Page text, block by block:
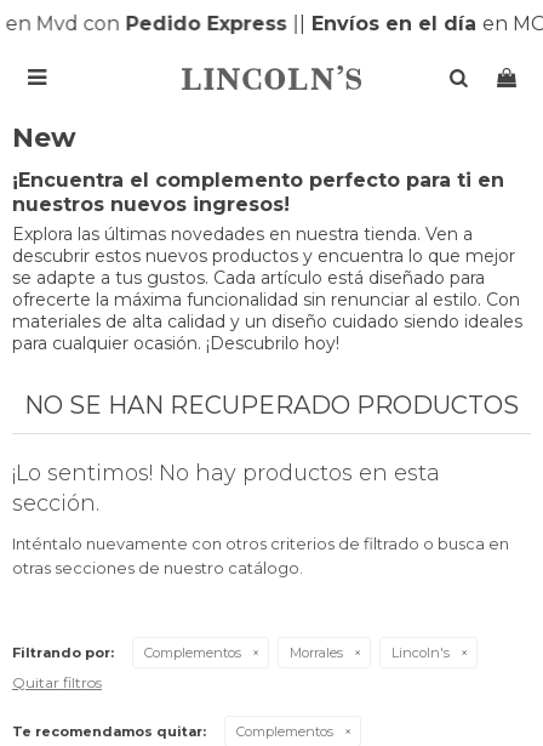
en Mvd conPedido Express Envíos en el día en

New
¡Encuentra el complemento perfecto para ti en
nuestros nuevos ingresos!
Explora las últimas novedades en nuestra tienda. Ven a
descubrir estos nuevos productos y encuentra lo que mejor
se adapte a tus gustos. Cada artículo está diseñado para
ofrecerte la máxima funcionalidad sin renunciar al estilo. Con
materiales de alta calidad y un diseño cuidado siendo ideales
para cualquier ocasión. ¡Descubrilo hoy!
NO SE HAN RECUPERADO PRODUCTOS
¡Lo sentimos! No hay productos en esta
sección.
Inténtalo nuevamente con otros criterios de filtrado o busca en
otras secciones de nuestro catálogo.
Filtrando por: Complementos Morrales Lincoln's
Quitar filtros
Te recomendamos quitar: Complementos